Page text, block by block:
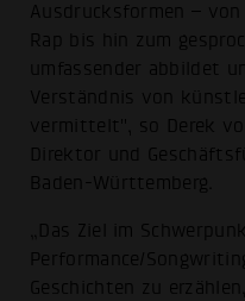
Ausdrucksformen – von
Rap bis hin zum
umfassender abbildet
Verständnis von
vermittelt", so Derek
Direktor und
Baden-Württemberg.
„Das Ziel im
Performance/
Geschichten zu